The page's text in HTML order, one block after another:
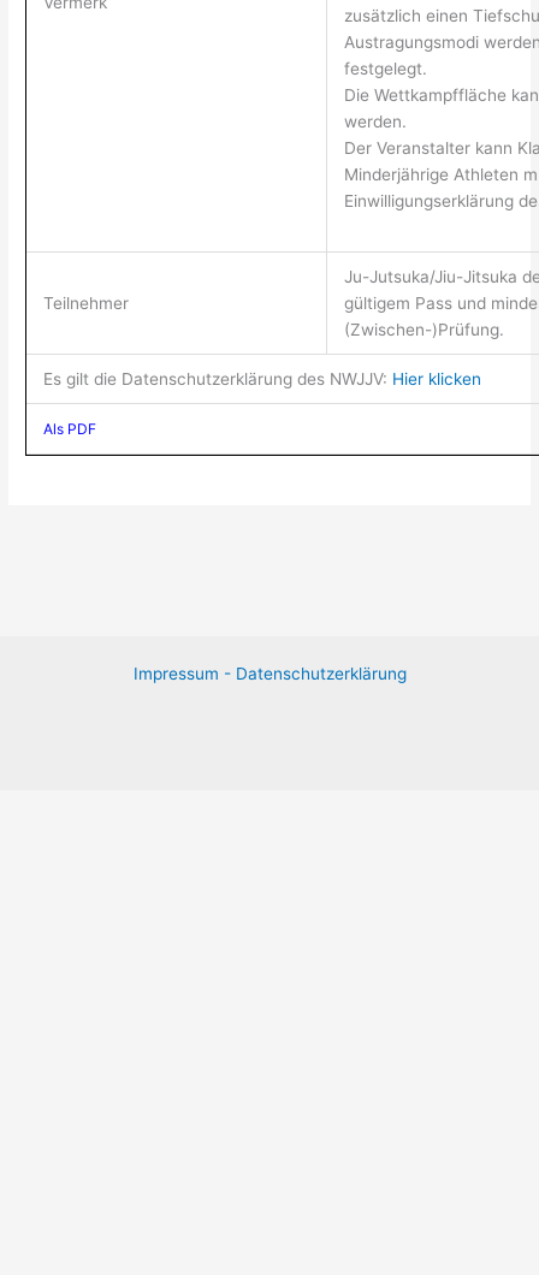
zusätzlich einen
Austragungsmodi
festgelegt.
Die Wettkampffläche
werden.
Der Veranstalter kann
Minderjährige Athleten
Einwilligungserklärung
Teilnehmer
Ju-Jutsuka/Jiu-Jitsuka
gültigem Pass und
(Zwischen-)Prüfung.
Es gilt die Datenschutzerklärung des NWJJV: Hier klicken
Als PDF
Impressum - Datenschutzerklärung